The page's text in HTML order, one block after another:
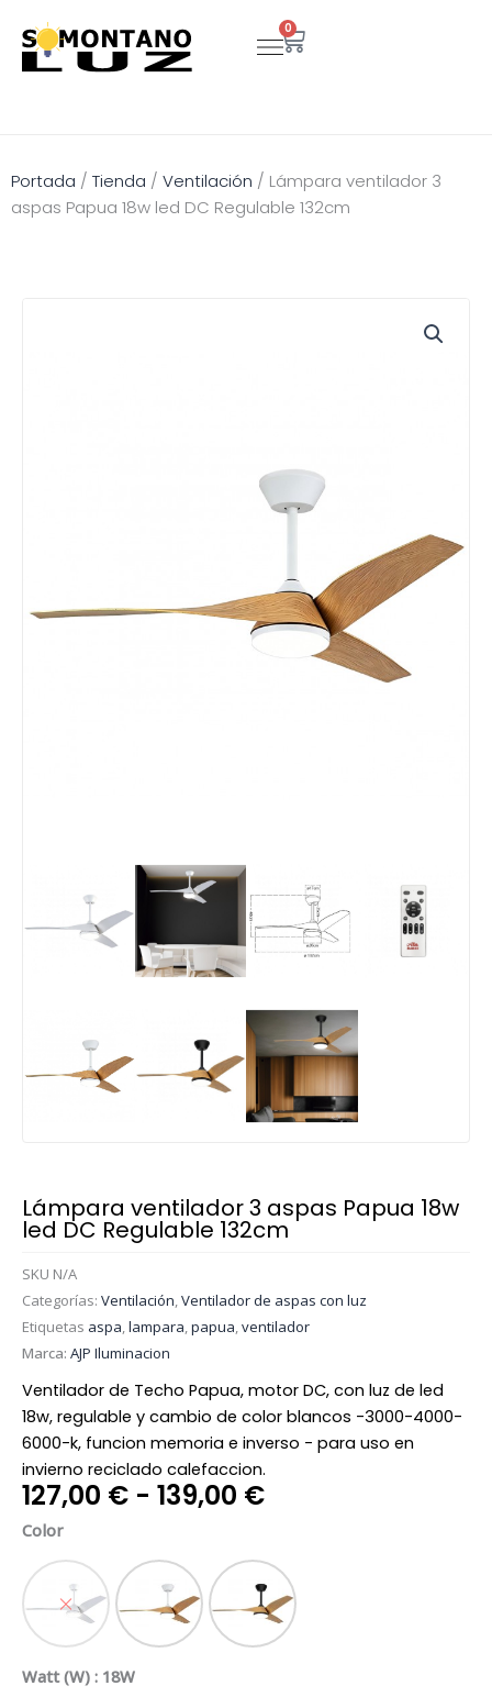
contenido
0
Carrito
Portada / Tienda / Ventilación / Lámpara ventilador 3
aspas Papua 18w led DC Regulable 132cm
Lámpara ventilador 3 aspas Papua 18w
led DC Regulable 132cm
SKU N/A
Categorías: Ventilación Ventilador de aspas con luz
Etiquetas aspa lampara papua ventilador
Marca: AJP Iluminacion
Ventilador de Techo Papua, motor DC, con luz de led
18w, regulable y cambio de color blancos -3000-4000-
6000-k, funcion memoria e inverso - para uso en
invierno reciclado calefaccion.
127,00 € - 139,00 €Rango
desde
127,00 €
hasta
139,00 €
Color
Blanco Blanco MaderaNegro / Madera
Watt (W) : 18W
aspas
Papua
led